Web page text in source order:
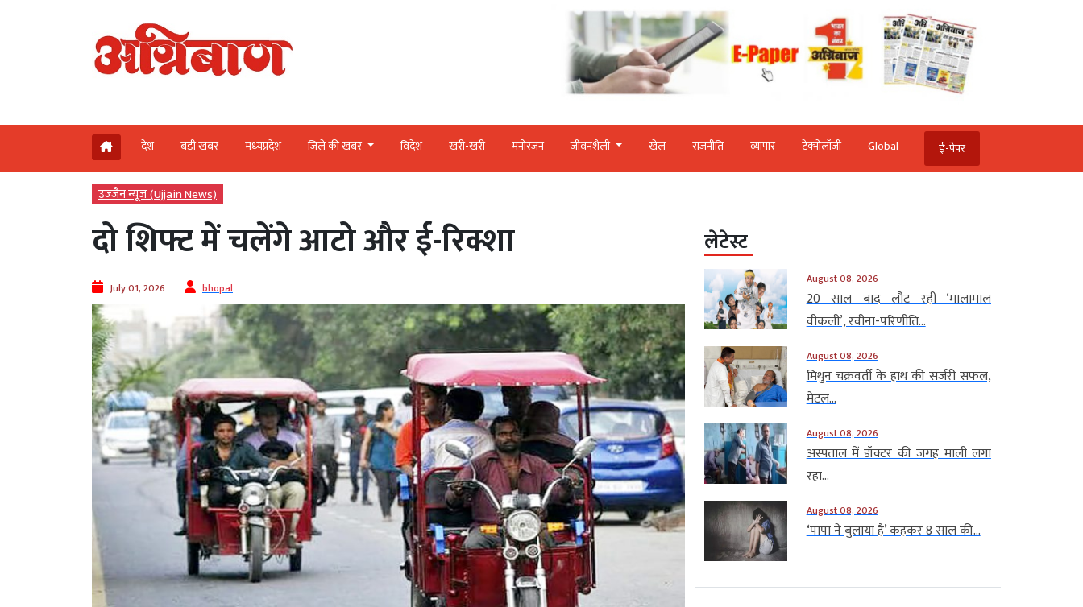
देश बड़ी खबर मध्‍यप्रदेश जिले की खबर विदेश खरी-खरी मनोरंजन जीवनशैली खेल राजनीति व्‍यापार टेक्‍नोलॉजी Global ई-पेपर
उज्‍जैन न्यूज़ (Ujjain News)
दो शिफ्ट में चलेंगे आटो और ई-रिक्शा
July 01, 2026 bhopal
लेटेस्ट
August 08, 2026
20 साल बाद लौट रही ‘मालामाल
वीकली’, रवीना-परिणीति...
August 08, 2026
मिथुन चक्रवर्ती के हाथ की सर्जरी सफल,
मेटल...
August 08, 2026
अस्पताल में डॉक्टर की जगह माली लगा
रहा...
August 08, 2026
‘पापा ने बुलाया है’ कहकर 8 साल की...